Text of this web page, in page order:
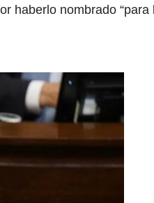
haberlo nombrado